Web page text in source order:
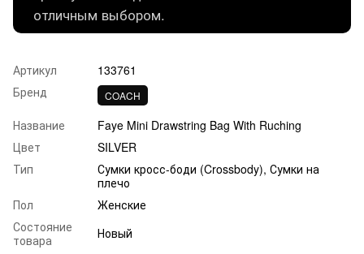
отличным выбором.
Артикул
133761
Бренд
COACH
Название
Faye Mini Drawstring Bag With Ruching
Цвет
SILVER
Тип
Сумки кросс-боди (Crossbody), Сумки на
плечо
Пол
Женские
Состояние
товара
Новый